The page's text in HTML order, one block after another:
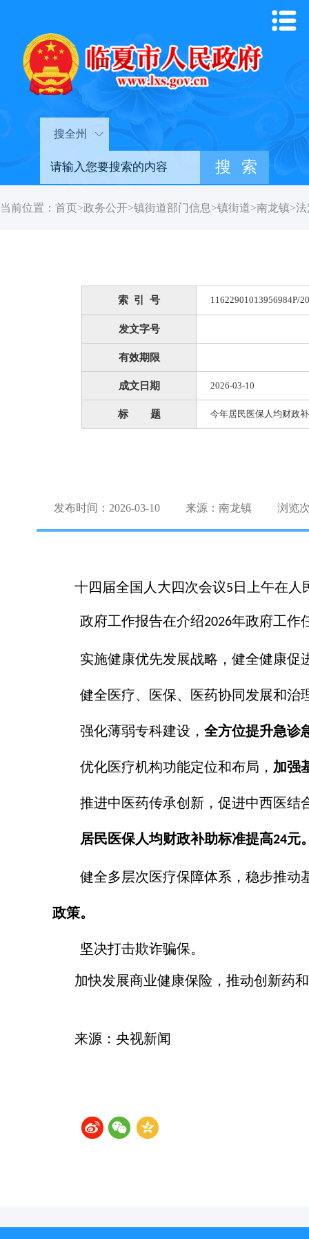
搜全州
当前位置： 首页>政务公开>镇街道部门信息>镇街道>南龙镇>法
索 引 号 11622901013956984P/
发文字号
有效期限
成文日期 2026-03-10
标 题 今年居民医保人均财政
发布时间：2026-03-10 来源：南龙镇 浏览
十四届全国人大四次会议5 日上午在人
政府工作报告在介绍2026年政府工作
实施健康优先发展战略，健全健康
健全医疗、医保、医药协同发展和治
强化薄弱专科建设， 全方位提升急诊
优化医疗机构功能定位和布局， 加强
推进中医药传承创新，促进中西医结
居民医保人均财政补助标准提高24元
健全多层次医疗保障体系，稳步推动
政策。
坚决打击欺诈骗保。
加快发展商业健康保险，推动创新药
来源：央视新闻